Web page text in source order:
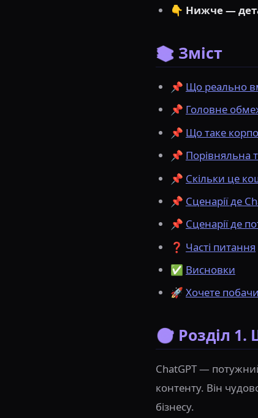
👇 Нижче —
📚 Зміст
📌 Що реально
📌 Головне
📌 Що таке
📌 Порівняльна
📌 Скільки це
📌 Сценарії де
📌 Сценарії де
❓ Часті питання
✅ Висновки
🚀 Хочете
🎯 Розділ 1.
ChatGPT —
контенту. Він
бізнесу.